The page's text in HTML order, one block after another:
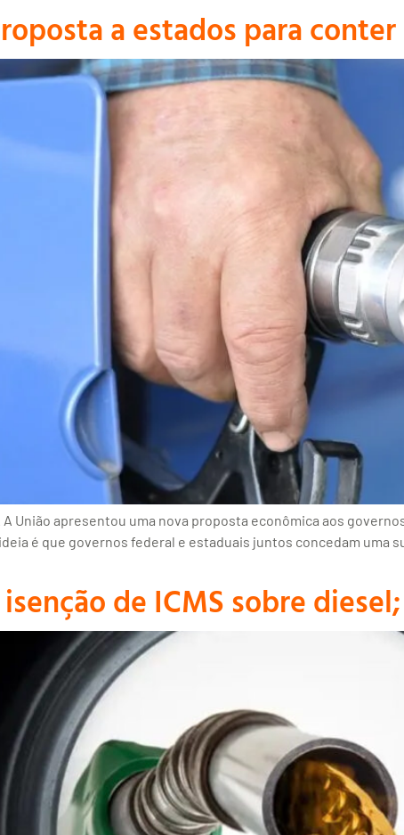
a estados para
A União apresentou uma nova proposta econômica aos
é que governos federal e estaduais juntos concedam uma
de ICMS sobre